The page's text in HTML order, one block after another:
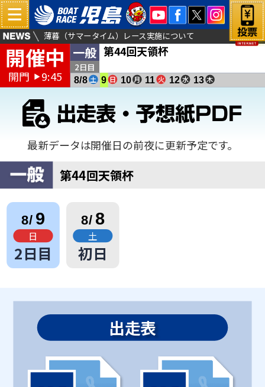
開催中
開門 ▶9:45
一般 第44回天領杯
2日目
8/8 土 9 日 10 月 11 火 12 水 13 木
倉敷児島塩結びカフェよりお得な商品販売のお知らせ
夏休みキッズイベント開催！（第４４回天領杯）
薄暮（サマータイム）レース実施について
最新データは開催日の前夜に更新予定です。
第44回天領杯
8/ 9
日
2日目
8/ 8
土
初日
出走表